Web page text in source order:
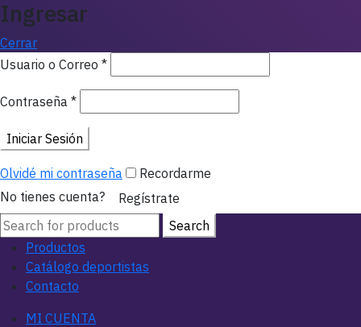
Ingresar
Cerrar
Usuario o Correo *
Contraseña *
Iniciar Sesión
Olvidé mi contraseña
Recordarme
No tienes cuenta?
Regístrate
Search
for:
Search
Productos
Catálogo deportistas
Contacto
MI CUENTA